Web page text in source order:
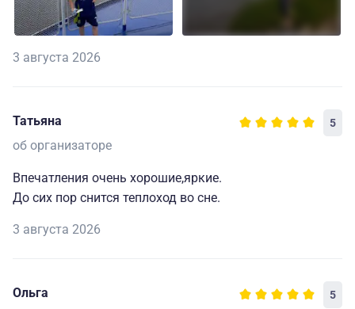
3 августа 2026
Татьяна 5
об организаторе
Впечатления очень хорошие,яркие.
До сих пор снится теплоход во сне.
3 августа 2026
Ольга 5